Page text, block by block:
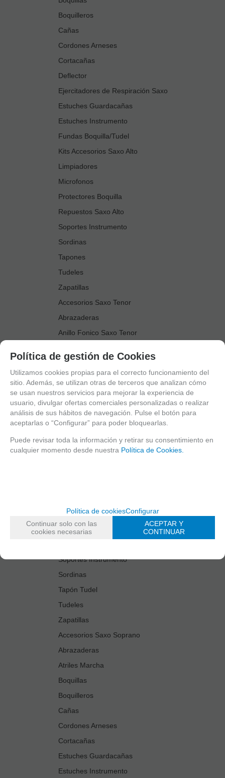
Boquilleros
Cañas
Cordones Arneses
Cortacañas
Deflector
Ejercitadores de Respiración Saxo
Estuches Guardacañas
Estuches Instrumento
Fundas Boquilla/Tudel
Kits Accesorios Saxo Alto
Limpiadores
Microfonos
Protectores Boquilla
Repuestos Saxo Alto
Soportes Instrumento
Sordinas
Tapones
Tudeles
Zapatillas
Accesorios Saxo Tenor
Abrazaderas
Anillo Fonico Saxo Tenor
Boquillas
Boquilleros
Cañas
Cortacañas
Deflector Saxo Tenor
Estuches Guardacañas
Limpiadores
Protectores Boquilla
Soportes Instrumento
Sordinas
Tapón Tudel
Tudeles
Zapatillas
Accesorios Saxo Soprano
Abrazaderas
Atriles Marcha
Boquillas
Boquilleros
Cañas
Cordones Arneses
Cortacañas
Estuches Guardacañas
Estuches Instrumento
Política de gestión de Cookies
Utilizamos cookies propias para el correcto funcionamiento del
sitio. Además, se utilizan otras de terceros que analizan cómo
se usan nuestros servicios para mejorar la experiencia de
usuario, divulgar ofertas comerciales personalizadas o realizar
análisis de sus hábitos de navegación. Pulse el botón para
aceptarlas o “Configurar” para poder bloquearlas.
Puede revisar toda la información y retirar su consentimiento en
cualquier momento desde nuestra Política de Cookies.
Política de cookiesConfigurar
Continuar solo con las
cookies necesarias
ACEPTAR Y
CONTINUAR